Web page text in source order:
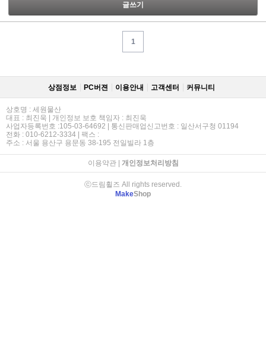
글쓰기
1
상점정보 PC버젼 이용안내 고객센터 커뮤니티
상호명 : 세원물산
대표 : 최진욱 | 개인정보 보호 책임자 : 최진욱
사업자등록번호 :105-03-64692 | 통신판매업신고번호 : 일산서구청 01194
전화 : 010-6212-3334 | 팩스 :
주소 : 서울 용산구 용문동 38-195 전일빌라 1층
이용약관| 개인정보처리방침
ⓒ드림휠즈 All rights reserved.
MakeShop